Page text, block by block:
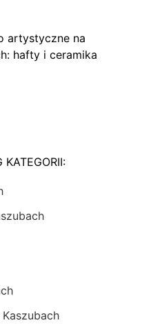
artystyczne na
hafty i ceramika
KATEGORII: